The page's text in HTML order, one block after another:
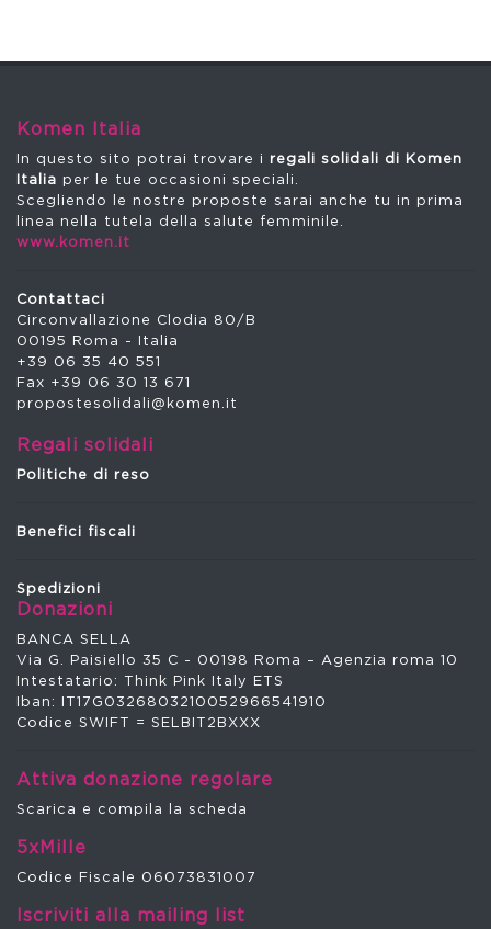
Komen Italia
In questo sito potrai trovare i regali solidali di Komen
Italia per le tue occasioni speciali.
Scegliendo le nostre proposte sarai anche tu in prima
linea nella tutela della salute femminile.
www.komen.it
Contattaci
Circonvallazione Clodia 80/B
00195 Roma - Italia
+39 06 35 40 551
Fax +39 06 30 13 671
propostesolidali@komen.it
Regali solidali
Politiche di reso
Benefici fiscali
Spedizioni
Donazioni
BANCA SELLA
Via G. Paisiello 35 C - 00198 Roma – Agenzia roma 10
Intestatario: Think Pink Italy ETS
Iban: IT17G0326803210052966541910
Codice SWIFT = SELBIT2BXXX
Attiva donazione regolare
Scarica e compila la scheda
5xMille
Codice Fiscale 06073831007
Iscriviti alla mailing list